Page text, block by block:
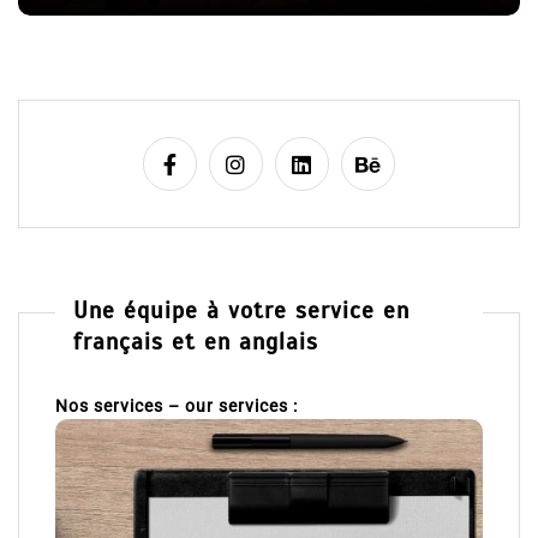
e
Une équipe à votre service en
français et en anglais
Nos services – our services :